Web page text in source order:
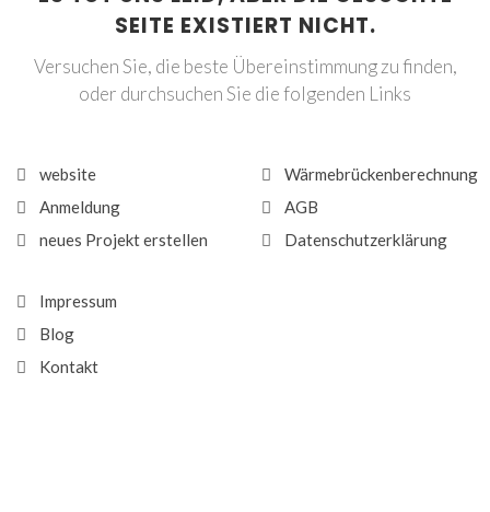
SEITE EXISTIERT NICHT.
Versuchen Sie, die beste Übereinstimmung zu finden,
oder durchsuchen Sie die folgenden Links
website
Anmeldung
neues Projekt erstellen
Wärmebrückenberechnung
AGB
Datenschutzerklärung
Impressum
Blog
Kontakt